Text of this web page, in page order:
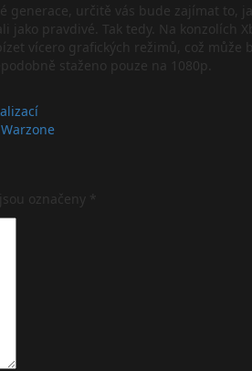
generace, určitě vás bude zajímat
pravdivé. Tak tedy. Na konzolích
vícero grafických režimů, což
staženo pouze na 1080p.
označeny *